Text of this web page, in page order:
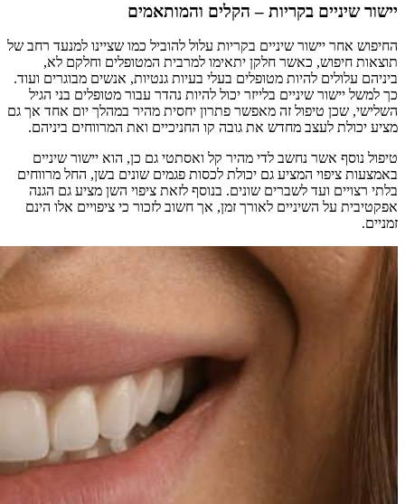
יישור שיניים בקריות – הקלים והמותאמים
החיפוש אחר יישור שיניים בקריות עלול להוביל כמו שציינו למנעד רחב של
תוצאות חיפוש, כאשר חלקן יתאימו למרבית המטופלים וחלקם לא,
ביניהם עלולים להיות מטופלים בעלי בעיות גנטיות, אנשים מבוגרים ועוד.
כך למשל יישור שיניים בלייזר יכול להיות נהדר עבור מטופלים בני הגיל
השלישי, שכן טיפול זה מאפשר פתרון יחסית מהיר במהלך יום אחד אך גם
מציע יכולת לעצב מחדש את גובה קו החניכיים ואת המרווחים ביניהם.
טיפול נוסף אשר נחשב לדי מהיר קל ואסתטי גם כן, הוא יישור שיניים
באמצעות ציפוי המציע גם יכולת לכסות פגמים שונים בשן, החל מרווחים
בלתי רצויים ועד לשברים שונים. בנוסף לזאת ציפוי השן מציע גם הגנה
אפקטיבית על השיניים לאורך זמן, אך חשוב לזכור כי ציפויים אלו הינם
זמניים.